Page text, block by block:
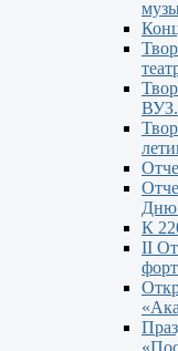
Дню
К
II